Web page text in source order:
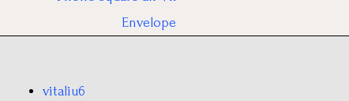
Envelope
vitaliu6